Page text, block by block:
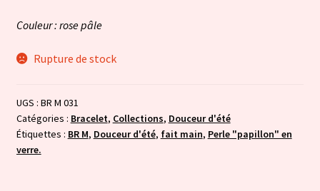
Couleur : rose pâle
Rupture de stock
UGS : BR M 031
Catégories : Bracelet, Collections, Douceur d'été
Étiquettes : BR M, Douceur d'été, fait main, Perle "papillon" en
verre.